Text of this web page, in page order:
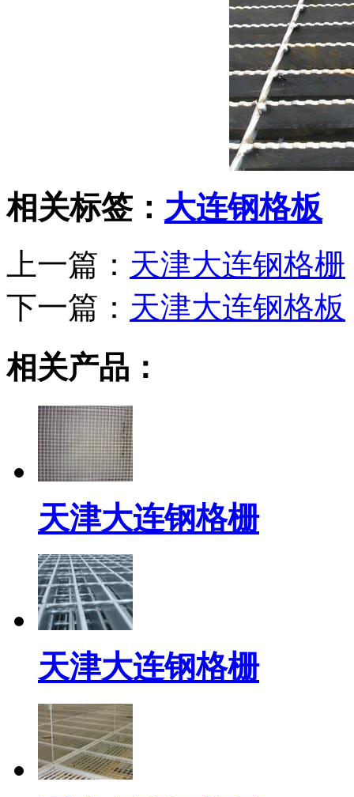
相关标签： 大连钢格板
上一篇： 天津大连钢格栅
下一篇： 天津大连钢格板
相关产品：
天津大连钢格栅
天津大连钢格栅